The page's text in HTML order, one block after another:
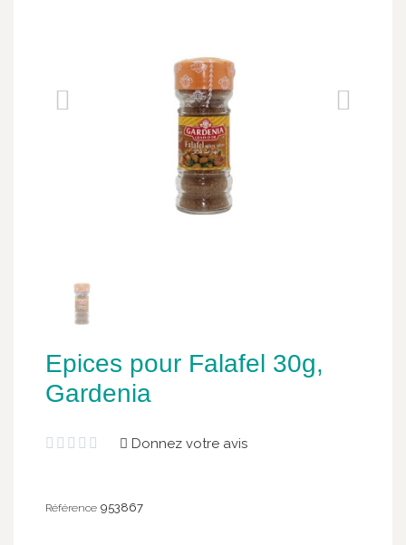
Epices pour Falafel 30g,
Gardenia
     Donnez votre avis
Référence 953867